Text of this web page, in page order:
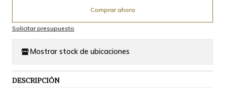
Comprar ahora
Solicitar presupuesto
Mostrar stock de ubicaciones
DESCRIPCIÓN